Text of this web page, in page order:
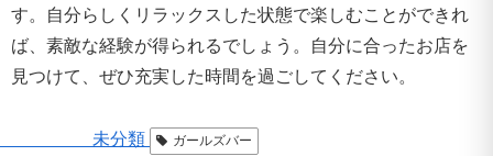
す。自分らしくリラックスした状態で楽しむことができれ
ば、素敵な経験が得られるでしょう。自分に合ったお店を
見つけて、ぜひ充実した時間を過ごしてください。
未分類 ガールズバー